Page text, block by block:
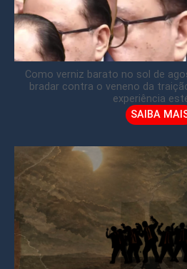
Como verniz barato no sol de
bradar contra o veneno da
experiência
SAIBA